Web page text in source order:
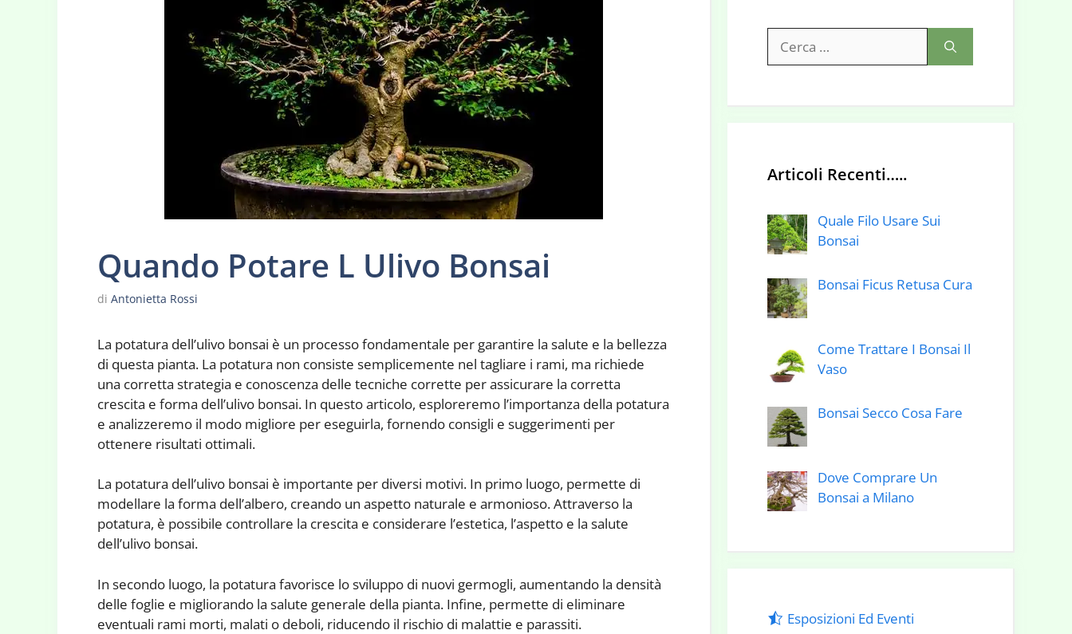
Quando Potare L Ulivo Bonsai
di Antonietta Rossi
La potatura dell’ulivo bonsai è un processo fondamentale per garantire la salute e la bellezza
di questa pianta. La potatura non consiste semplicemente nel tagliare i rami, ma richiede
una corretta strategia e conoscenza delle tecniche corrette per assicurare la corretta
crescita e forma dell’ulivo bonsai. In questo articolo, esploreremo l’importanza della potatura
e analizzeremo il modo migliore per eseguirla, fornendo consigli e suggerimenti per
ottenere risultati ottimali.
La potatura dell’ulivo bonsai è importante per diversi motivi. In primo luogo, permette di
modellare la forma dell’albero, creando un aspetto naturale e armonioso. Attraverso la
potatura, è possibile controllare la crescita e considerare l’estetica, l’aspetto e la salute
dell’ulivo bonsai.
In secondo luogo, la potatura favorisce lo sviluppo di nuovi germogli, aumentando la densità
delle foglie e migliorando la salute generale della pianta. Infine, permette di eliminare
eventuali rami morti, malati o deboli, riducendo il rischio di malattie e parassiti.
per:
Articoli Recenti…..
Quale Filo Usare Sui
Bonsai
Bonsai Ficus Retusa Cura
Come Trattare I Bonsai Il
Vaso
Bonsai Secco Cosa Fare
Dove Comprare Un
Bonsai a Milano
Esposizioni Ed Eventi